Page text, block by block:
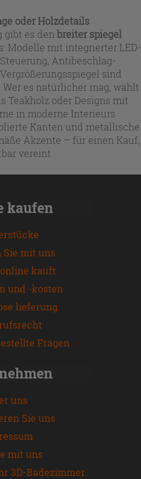
oder Holzdetails
es den breiter spiegel
Modelle mit integrierter LED-
Antibeschlag-
sind
es natürlicher mag, wählt
Teakholz oder Designs mit
in moderne Interieurs
Kanten und metallische
Akzente – für einen Kauf,
vereint.
kaufen
Sie mit uns
kauft
und -kosten
lieferung
Fragen
uns
Sie uns
mit uns
3D-Badezimmer